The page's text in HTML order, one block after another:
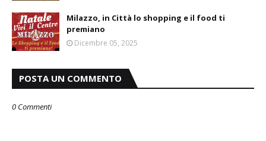
Milazzo, in Città lo shopping e il food ti
premiano
Dicembre 05, 2025
POSTA UN COMMENTO
0 Commenti